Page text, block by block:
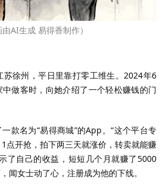
由AI生成 易得香制作）
苏徐州，平日里靠打零工维生。2024年6
做客时，向她介绍了一个轻松赚钱的门
款名为“易得商城”的App。“这个平台专
点开抢，拍下两三天就涨价，转卖就能赚
了自己的收益，短短几个月就赚了5000
闻女士动了心，注册成为他的下线。